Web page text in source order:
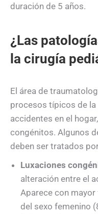
duración de 5 años.
¿Las
la cirugía
El área de
procesos típicos de la
accidentes en el
congénitos. Algunos
deben ser tratados
Luxaciones
alteración entre el
Aparece con
del sexo femenino